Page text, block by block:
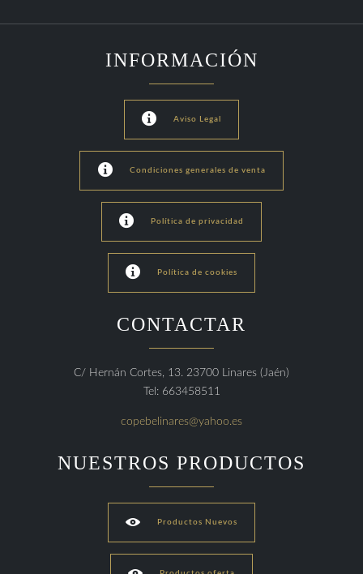
INFORMACIÓN
 Aviso Legal
 Condiciones generales de venta
 Política de privacidad
 Política de cookies
CONTACTAR
C/ Hernán Cortes, 13. 23700 Linares (Jaén)
Tel: 663458511
copebelinares@yahoo.es
NUESTROS PRODUCTOS
 Productos Nuevos